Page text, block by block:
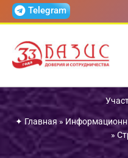
ПерейтиTelegram
✦ Главная»
»